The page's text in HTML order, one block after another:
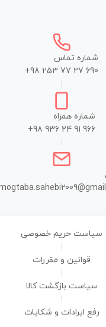
شماره تماس
+98 253 77 27 690
شماره همراه
+98 936 24 91 966
سیاست حریم خصوصی
قوانین و مقررات
سیاست بازگشت کالا
رفع ایرادات و شکایات